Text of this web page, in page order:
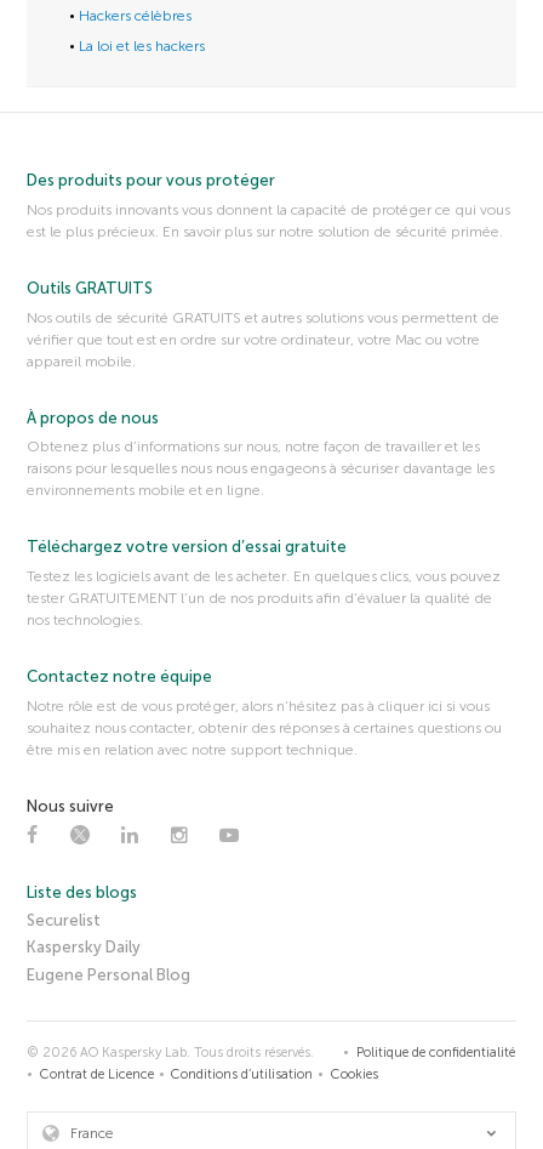
Hackers célèbres
La loi et les hackers
Des produits pour vous protéger
Nos produits innovants vous donnent la capacité de protéger ce qui vous
est le plus précieux. En savoir plus sur notre solution de sécurité primée.
Outils GRATUITS
Nos outils de sécurité GRATUITS et autres solutions vous permettent de
vérifier que tout est en ordre sur votre ordinateur, votre Mac ou votre
appareil mobile.
À propos de nous
Obtenez plus d’informations sur nous, notre façon de travailler et les
raisons pour lesquelles nous nous engageons à sécuriser davantage les
environnements mobile et en ligne.
Téléchargez votre version d’essai gratuite
Testez les logiciels avant de les acheter. En quelques clics, vous pouvez
tester GRATUITEMENT l’un de nos produits afin d’évaluer la qualité de
nos technologies.
Contactez notre équipe
Notre rôle est de vous protéger, alors n’hésitez pas à cliquer ici si vous
souhaitez nous contacter, obtenir des réponses à certaines questions ou
être mis en relation avec notre support technique.
Nous suivre
Liste des blogs
Securelist
Kaspersky Daily
Eugene Personal Blog
© 2026 AO Kaspersky Lab. Tous droits réservés.
Politique de confidentialité
Contrat de Licence
Conditions d’utilisation Cookies
France